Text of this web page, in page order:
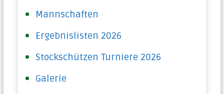
Mannschaften
Ergebnislisten 2026
Stockschützen Turniere 2026
Galerie